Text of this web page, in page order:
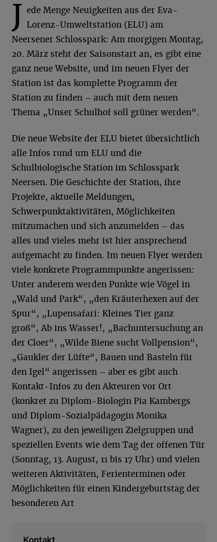
J ede Menge Neuigkeiten aus der Eva-
Lorenz-Umweltstation (ELU) am
Neersener Schlosspark: Am morgigen Montag,
20. März steht der Saisonstart an, es gibt eine
ganz neue Website, und im neuen Flyer der
Station ist das komplette Programm der
Station zu finden – auch mit dem neuen
Thema „Unser Schulhof soll grüner werden“.
Die neue Website der ELU bietet übersichtlich
alle Infos rund um ELU und die
Schulbiologische Station im Schlosspark
Neersen. Die Geschichte der Station, ihre
Projekte, aktuelle Meldungen,
Schwerpunktaktivitäten, Möglichkeiten
mitzumachen und sich anzumelden – das
alles und vieles mehr ist hier ansprechend
aufgemacht zu finden. Im neuen Flyer werden
viele konkrete Programmpunkte angerissen:
Unter anderem werden Punkte wie Vögel in
„Wald und Park“, „den Kräuterhexen auf der
Spur“, „Lupensafari: Kleines Tier ganz
groß“, Ab ins Wasser!, „Bachuntersuchung an
der Cloer“, „Wilde Biene sucht Vollpension“,
„Gaukler der Lüfte“, Bauen und Basteln für
den Igel“ angerissen – aber es gibt auch
Kontakt-Infos zu den Akteuren vor Ort
(konkret zu Diplom-Biologin Pia Kambergs
und Diplom-Sozialpädagogin Monika
Wagner), zu den jeweiligen Zielgruppen und
speziellen Events wie dem Tag der offenen Tür
(Sonntag, 13. August, 11 bis 17 Uhr) und vielen
weiteren Aktivitäten, Ferienterminen oder
Möglichkeiten für einen Kindergeburtstag der
besonderen Art
Kontakt